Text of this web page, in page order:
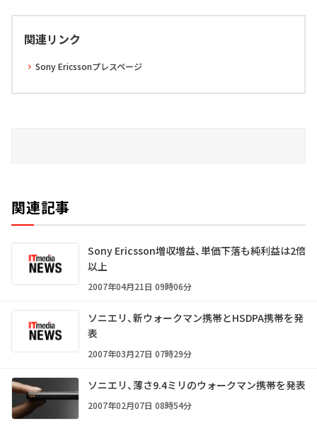
関連リンク
Sony Ericssonプレスページ
関連記事
Sony Ericsson増収増益、単価下落も純利益は2倍
以上
2007年04月21日 09時06分
ソニエリ、新ウォークマン携帯とHSDPA携帯を発
表
2007年03月27日 07時29分
ソニエリ、薄さ9.4ミリのウォークマン携帯を発表
2007年02月07日 08時54分